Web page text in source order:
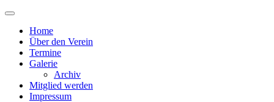
Skip
contentHome
Über den Verein
Termine
Galerie
Archiv
Mitglied werden
Impressum